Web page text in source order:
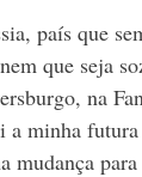
país que
que seja
na
a minha
mudança